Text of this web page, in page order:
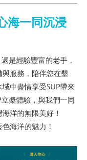
海一同沉浸
是經驗豐富的老手，
服務，陪伴您在墾
中盡情享受SUP帶來
槳體驗，與我們一同
洋的無限美好！
海洋的魅力！